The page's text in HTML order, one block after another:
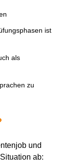
ist
als
zu
und
ab: